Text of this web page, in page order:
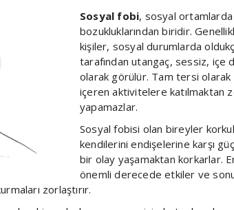
Sosyal fobi, sosyal ortamlarda
bozukluklarından biridir.
kişiler, sosyal durumlarda
tarafından utangaç, sessiz, içe
olarak görülür. Tam tersi
içeren aktivitelere katılmaktan
yapamazlar.
Sosyal fobisi olan bireyler
kendilerini endişelerine karşı
bir olay yaşamaktan korkarlar.
önemli derecede etkiler ve
zorlaştırır.